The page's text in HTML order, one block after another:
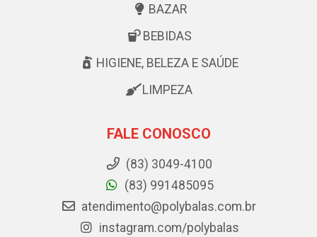
BAZAR
BEBIDAS
HIGIENE, BELEZA E SAÚDE
LIMPEZA
FALE CONOSCO
(83) 3049-4100
(83) 991485095
atendimento@polybalas.com.br
instagram.com/polybalas